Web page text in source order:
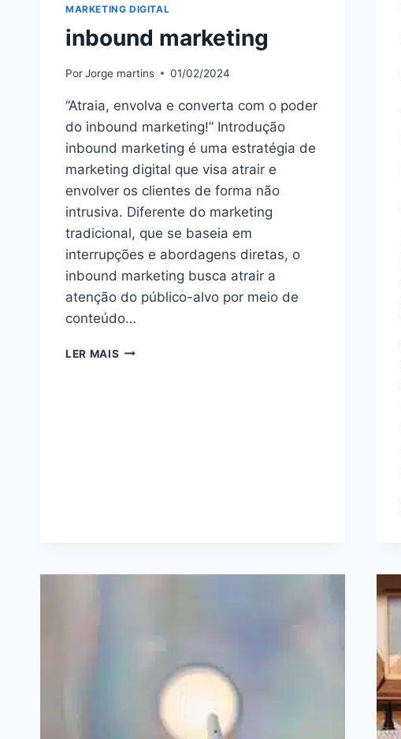
MARKETING DIGITAL
inbound marketing
PorJorge martins 01/02/2024
“Atraia, envolva e converta com o poder
do inbound marketing!” Introdução
inbound marketing é uma estratégia de
marketing digital que visa atrair e
envolver os clientes de forma não
intrusiva. Diferente do marketing
tradicional, que se baseia em
interrupções e abordagens diretas, o
inbound marketing busca atrair a
atenção do público-alvo por meio de
conteúdo…
LER MAIS INBOUND